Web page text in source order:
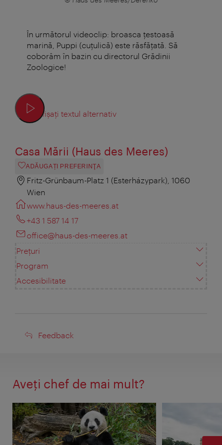
În următorul videoclip: broasca ţestoasă
marină, Puppi (cuţulică) este răsfăţată. Să
coborâm în bazin cu directorul Grădinii
Zoologice!
Afișați textul alternativ
Casa Mării (Haus des Meeres)
ADĂUGAȚI PREFERINŢA
Fritz-Grünbaum-Platz 1 (Esterházypark), 1060
Wien
www.haus-des-meeres.at
+43 1 587 14 17
office@haus-des-meeres.at
Prețuri
Program
Accesibilitate
Feedback
Feedback
Aveţi chef de mai mult?